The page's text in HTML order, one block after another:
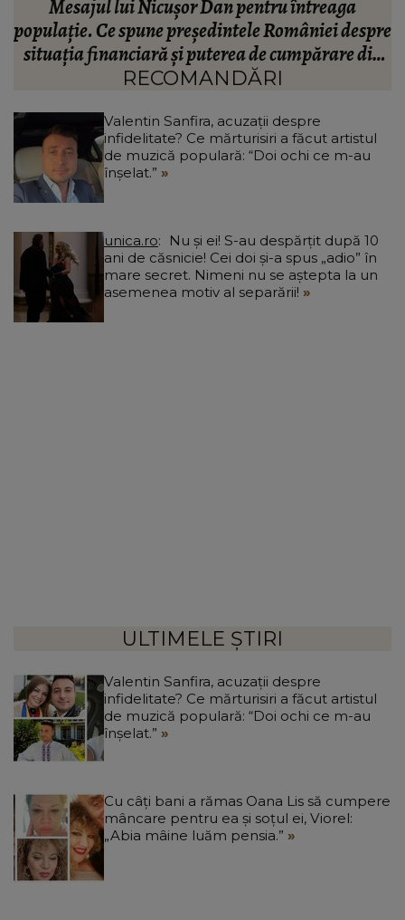
Valentin Sanfira, acuzații despre infidelitate? Ce
mărturisiri a făcut artistul de muzică populară:
“Doi ochi ce m-au înșelat.”
RECOMANDĂRI
Valentin Sanfira, acuzații despre
infidelitate? Ce mărturisiri a făcut artistul
de muzică populară: “Doi ochi ce m-au
înșelat.”
unica.ro
ani de căsnicie! Cei doi și-a spus „adio” în
mare secret. Nimeni nu se aștepta la un
asemenea motiv al separării!
ULTIMELE ȘTIRI
Valentin Sanfira, acuzații despre
infidelitate? Ce mărturisiri a făcut artistul
de muzică populară: “Doi ochi ce m-au
înșelat.”
Cu câți bani a rămas Oana Lis să cumpere
mâncare pentru ea și soțul ei, Viorel:
„Abia mâine luăm pensia.”